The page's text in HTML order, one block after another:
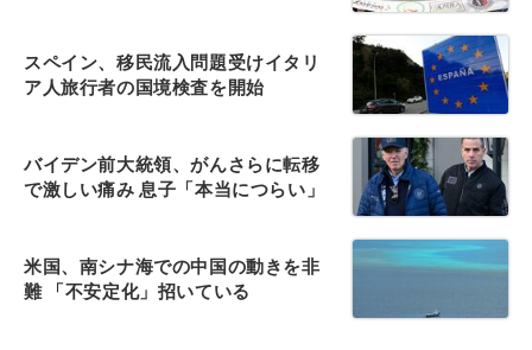
スペイン、移民流入問題受けイタリ
ア人旅行者の国境検査を開始
バイデン前大統領、がんさらに転移
で激しい痛み 息子「本当につらい」
米国、南シナ海での中国の動きを非
難 「不安定化」招いている